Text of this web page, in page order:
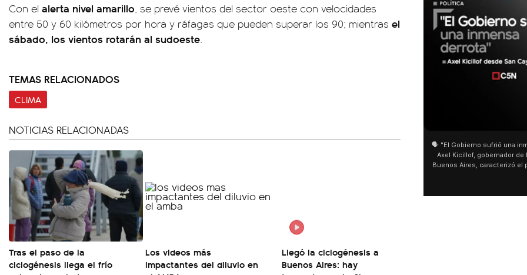
Con el alerta nivel amarillo, se prevé vientos del sector oeste con velocidades
entre 50 y 60 kilómetros por hora y ráfagas que pueden superar los 90; mientras el
sábado, los vientos rotarán al sudoeste.
TEMAS RELACIONADOS
CLIMA
NOTICIAS RELACIONADAS
Tras el paso de la
ciclogénesis llega el frío
Los videos más
impactantes del diluvio en
Llegó la ciclogénesis a
Buenos Aires: hay
sociedad no solo sufre porque no llega sino
que también está endeudada".
San Cayetano: Jorge García
miles de peregrinos en
de Buenos Aires destacó la
agua y soportó las bajas
últimos días: "Son dificultades